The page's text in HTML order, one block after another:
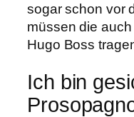
sogar schon vor
müssen die
Hugo Boss
Ich bin